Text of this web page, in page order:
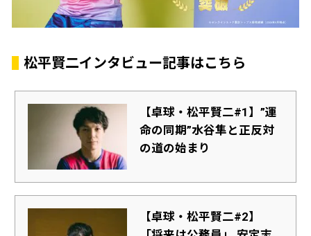
松平賢二インタビュー記事はこちら
【卓球・松平賢二#1】”運
命の同期”水谷隼と正反対
の道の始まり
【卓球・松平賢二#2】